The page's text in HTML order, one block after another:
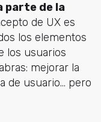
parte de la
de UX es
los elementos
los usuarios
mejorar la
de usuario... pero